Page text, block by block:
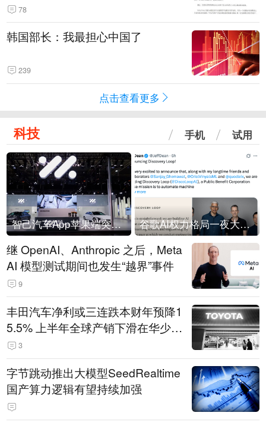
78
韩国部长：我最担心中国了
239
点击查看更多
科技 手机 试用
智己汽车App苹果端突然“下架” 谷歌AI权力格局一夜大洗牌
继 OpenAI、Anthropic 之后，Meta
AI 模型测试期间也发生“越界”事件
9
丰田汽车净利或三连跌本财年预降1
5.5% 上半年全球产销下滑在华少卖
14.3万辆
3
字节跳动推出大模型SeedRealtime
国产算力逻辑有望持续加强